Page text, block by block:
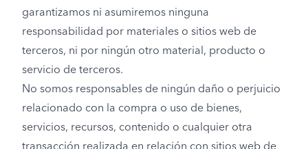
garantizamos ni asumiremos ninguna
responsabilidad por materiales o sitios web de
terceros, ni por ningún otro material, producto o
servicio de terceros.
No somos responsables de ningún daño o perjuicio
relacionado con la compra o uso de bienes,
servicios, recursos, contenido o cualquier otra